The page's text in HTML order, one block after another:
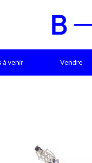
à venir Vendre